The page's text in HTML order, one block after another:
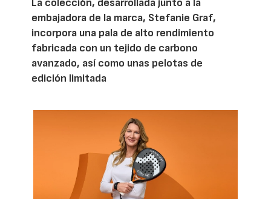
La colección, desarrollada junto a la
embajadora de la marca, Stefanie Graf,
incorpora una pala de alto rendimiento
fabricada con un tejido de carbono
avanzado, así como unas pelotas de
edición limitada